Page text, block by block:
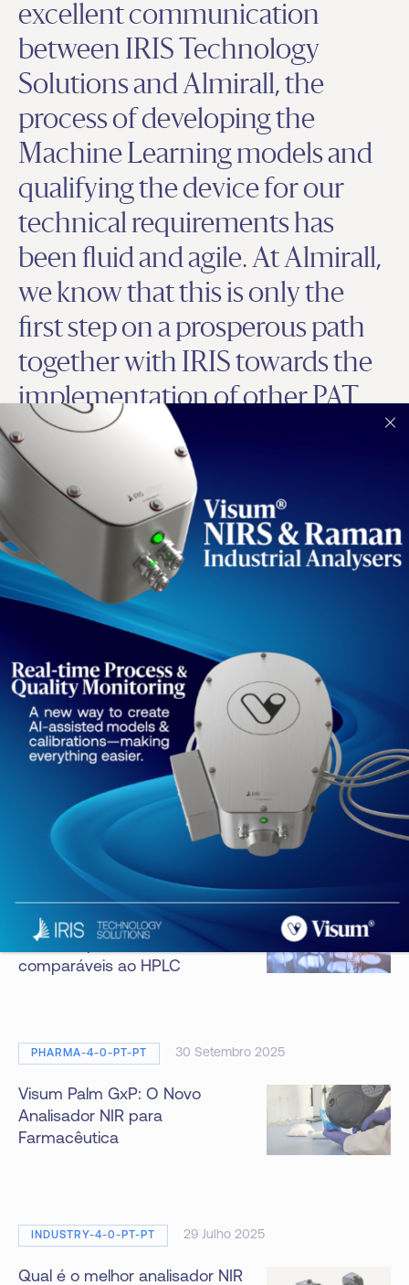
excellent communication
between IRIS Technology
Solutions and Almirall, the
process of developing the
Machine Learning models and
qualifying the device for our
technical requirements has
been fluid and agile. At Almirall,
we know that this is only the
first step on a prosperous path
together with IRIS towards the
implementation of other PAT
solutions, framed in our
commitment to the Industry
4.0 paradigm.
JOSÉ MARTÍNEZ
Diretor de Desenvolvimento Industrial Farmacêutico na
Almirall
NOTÍCIAS MAIS RECENTES
INDUSTRY-4-0-PT-PT, PHARMA-4-0-PT-PT
30 Janeiro
Analisador de processo Raman
para monitoramento em tempo
real da rapamicina: resultados
comparáveis ao HPLC
PHARMA-4-0-PT-PT 30 Setembro 2025
Visum Palm GxP: O Novo
Analisador NIR para
Farmacêutica
INDUSTRY-4-0-PT-PT 29 Julho 2025
Qual é o melhor analisador NIR